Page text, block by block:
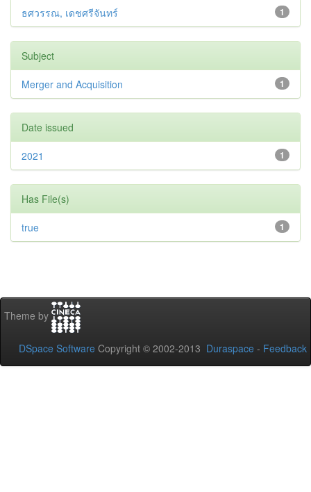
1
ธศวรรณ, เดชศรีจันทร์
Subject
1
Merger and Acquisition
Date issued
1
2021
Has File(s)
1
true
Theme by
DSpace Software Copyright © 2002-2013 Duraspace - Feedback